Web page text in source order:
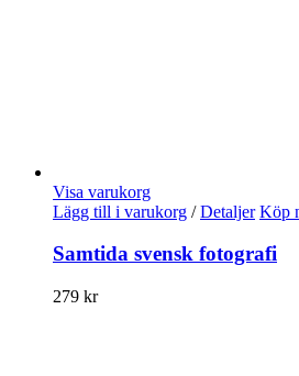
Visa varukorg
Lägg till i varukorg / Detaljer Köp
Samtida svensk fotografi
279 kr